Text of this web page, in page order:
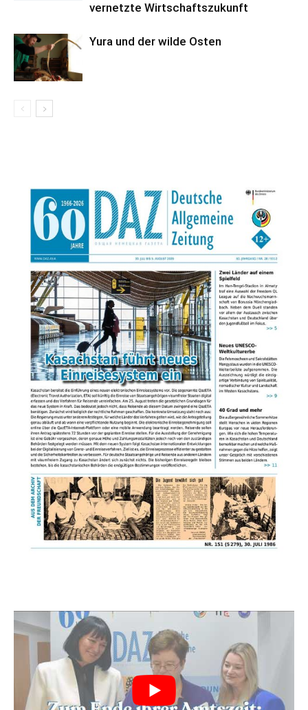
vernetzte Wirtschaftszukunft
Yura und der wilde Osten